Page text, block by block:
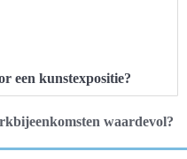
een kunstexpositie?
waardevol?